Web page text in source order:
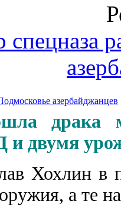
двумя
Хохлин в
а те